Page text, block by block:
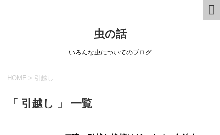
虫の話
いろんな虫についてのブログ
HOME > 引越し
「 引越し 」 一覧